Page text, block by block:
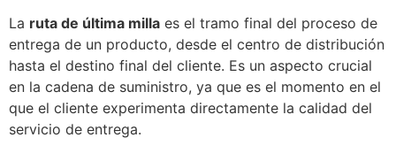
La ruta de última milla es el tramo final del proceso de
entrega de un producto, desde el centro de distribución
hasta el destino final del cliente. Es un aspecto crucial
en la cadena de suministro, ya que es el momento en el
que el cliente experimenta directamente la calidad del
servicio de entrega.